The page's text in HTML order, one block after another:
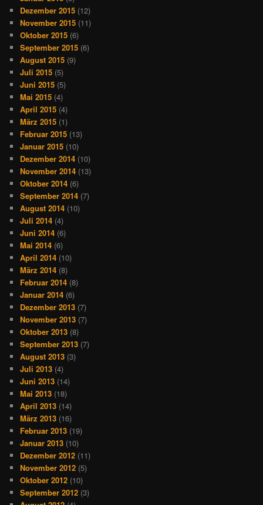
Dezember 2015 (12)
November 2015 (11)
Oktober 2015 (6)
September 2015 (6)
August 2015 (9)
Juli 2015 (5)
Juni 2015 (5)
Mai 2015 (4)
April 2015 (4)
März 2015 (1)
Februar 2015 (13)
Januar 2015 (10)
Dezember 2014 (10)
November 2014 (13)
Oktober 2014 (6)
September 2014 (7)
August 2014 (10)
Juli 2014 (4)
Juni 2014 (6)
Mai 2014 (6)
April 2014 (10)
März 2014 (8)
Februar 2014 (8)
Januar 2014 (6)
Dezember 2013 (7)
November 2013 (7)
Oktober 2013 (8)
September 2013 (7)
August 2013 (3)
Juli 2013 (4)
Juni 2013 (14)
Mai 2013 (18)
April 2013 (14)
März 2013 (16)
Februar 2013 (19)
Januar 2013 (10)
Dezember 2012 (11)
November 2012 (5)
Oktober 2012 (10)
September 2012 (3)